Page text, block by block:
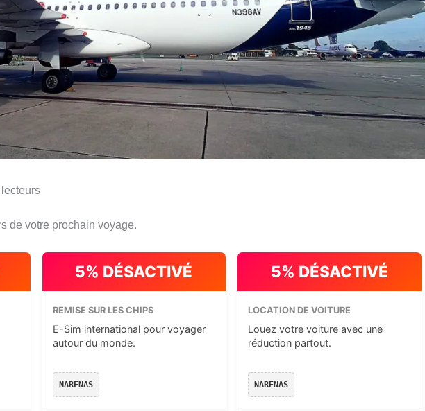
de votre prochain voyage.
5% DÉSACTIVÉ
REMISE SUR LES CHIPS
E-Sim international pour voyager
autour du monde.
NARENAS
5% DÉSACTIVÉ
LOCATION DE VOITURE
Louez votre voiture avec une
réduction partout.
NARENAS